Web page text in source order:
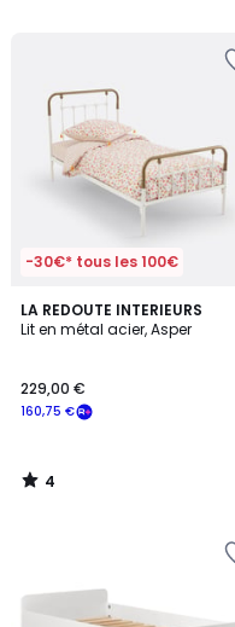
-30€* tous les 100€
LA REDOUTE INTERIEURS
Lit en métal acier, Asper
160,75 €
229,00 €
4
/
4
/